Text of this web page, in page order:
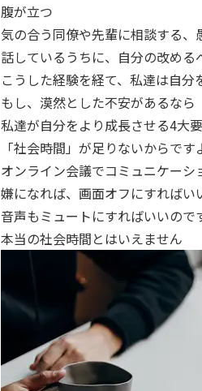
腹が立つ
気の合う同僚や先輩に相談する、
話しているうちに、自分の改める
こうした経験を経て、私達は自分
もし、漠然とした不安があるなら
私達が自分をより成長させる4大
「社会時間」が足りないからです
オンライン会議でコミュニケーシ
嫌になれば、画面オフにすればい
音声もミュートにすればいいので
本当の社会時間とはいえません